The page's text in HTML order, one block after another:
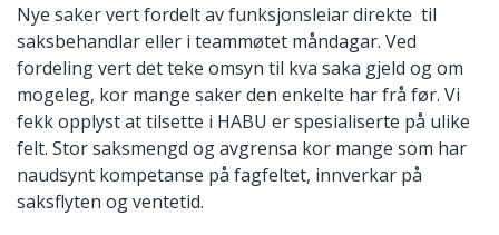
Nye saker vert fordelt av funksjonsleiar direkte til
saksbehandlar eller i teammøtet måndagar. Ved
fordeling vert det teke omsyn til kva saka gjeld og om
mogeleg, kor mange saker den enkelte har frå før. Vi
fekk opplyst at tilsette i HABU er spesialiserte på ulike
felt. Stor saksmengd og avgrensa kor mange som har
naudsynt kompetanse på fagfeltet, innverkar på
saksflyten og ventetid.